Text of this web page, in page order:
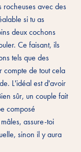
rocheuses avec des
si tu as
deux cochons
Ce faisant, ils
tels que des
compte de tout cela
L'idéal est d'avoir
sûr, un couple fait
composé
assure-toi
sinon il y aura